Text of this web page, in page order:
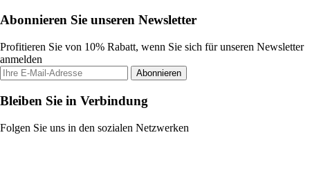
Abonnieren Sie unseren Newsletter
Profitieren Sie von 10% Rabatt, wenn Sie sich für unseren Newsletter
anmelden
Abonnieren
Bleiben Sie in Verbindung
Folgen Sie uns in den sozialen Netzwerken